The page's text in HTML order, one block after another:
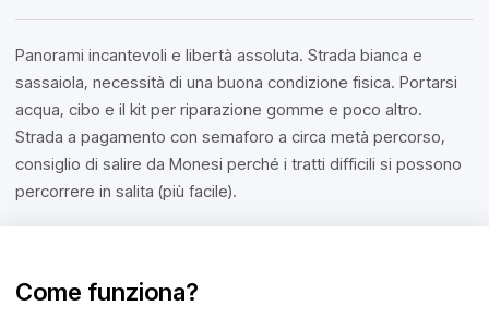
Panorami incantevoli e libertà assoluta. Strada bianca e
sassaiola, necessità di una buona condizione fisica. Portarsi
acqua, cibo e il kit per riparazione gomme e poco altro.
Strada a pagamento con semaforo a circa metà percorso,
consiglio di salire da Monesi perché i tratti difficili si possono
percorrere in salita (più facile).
Come funziona?